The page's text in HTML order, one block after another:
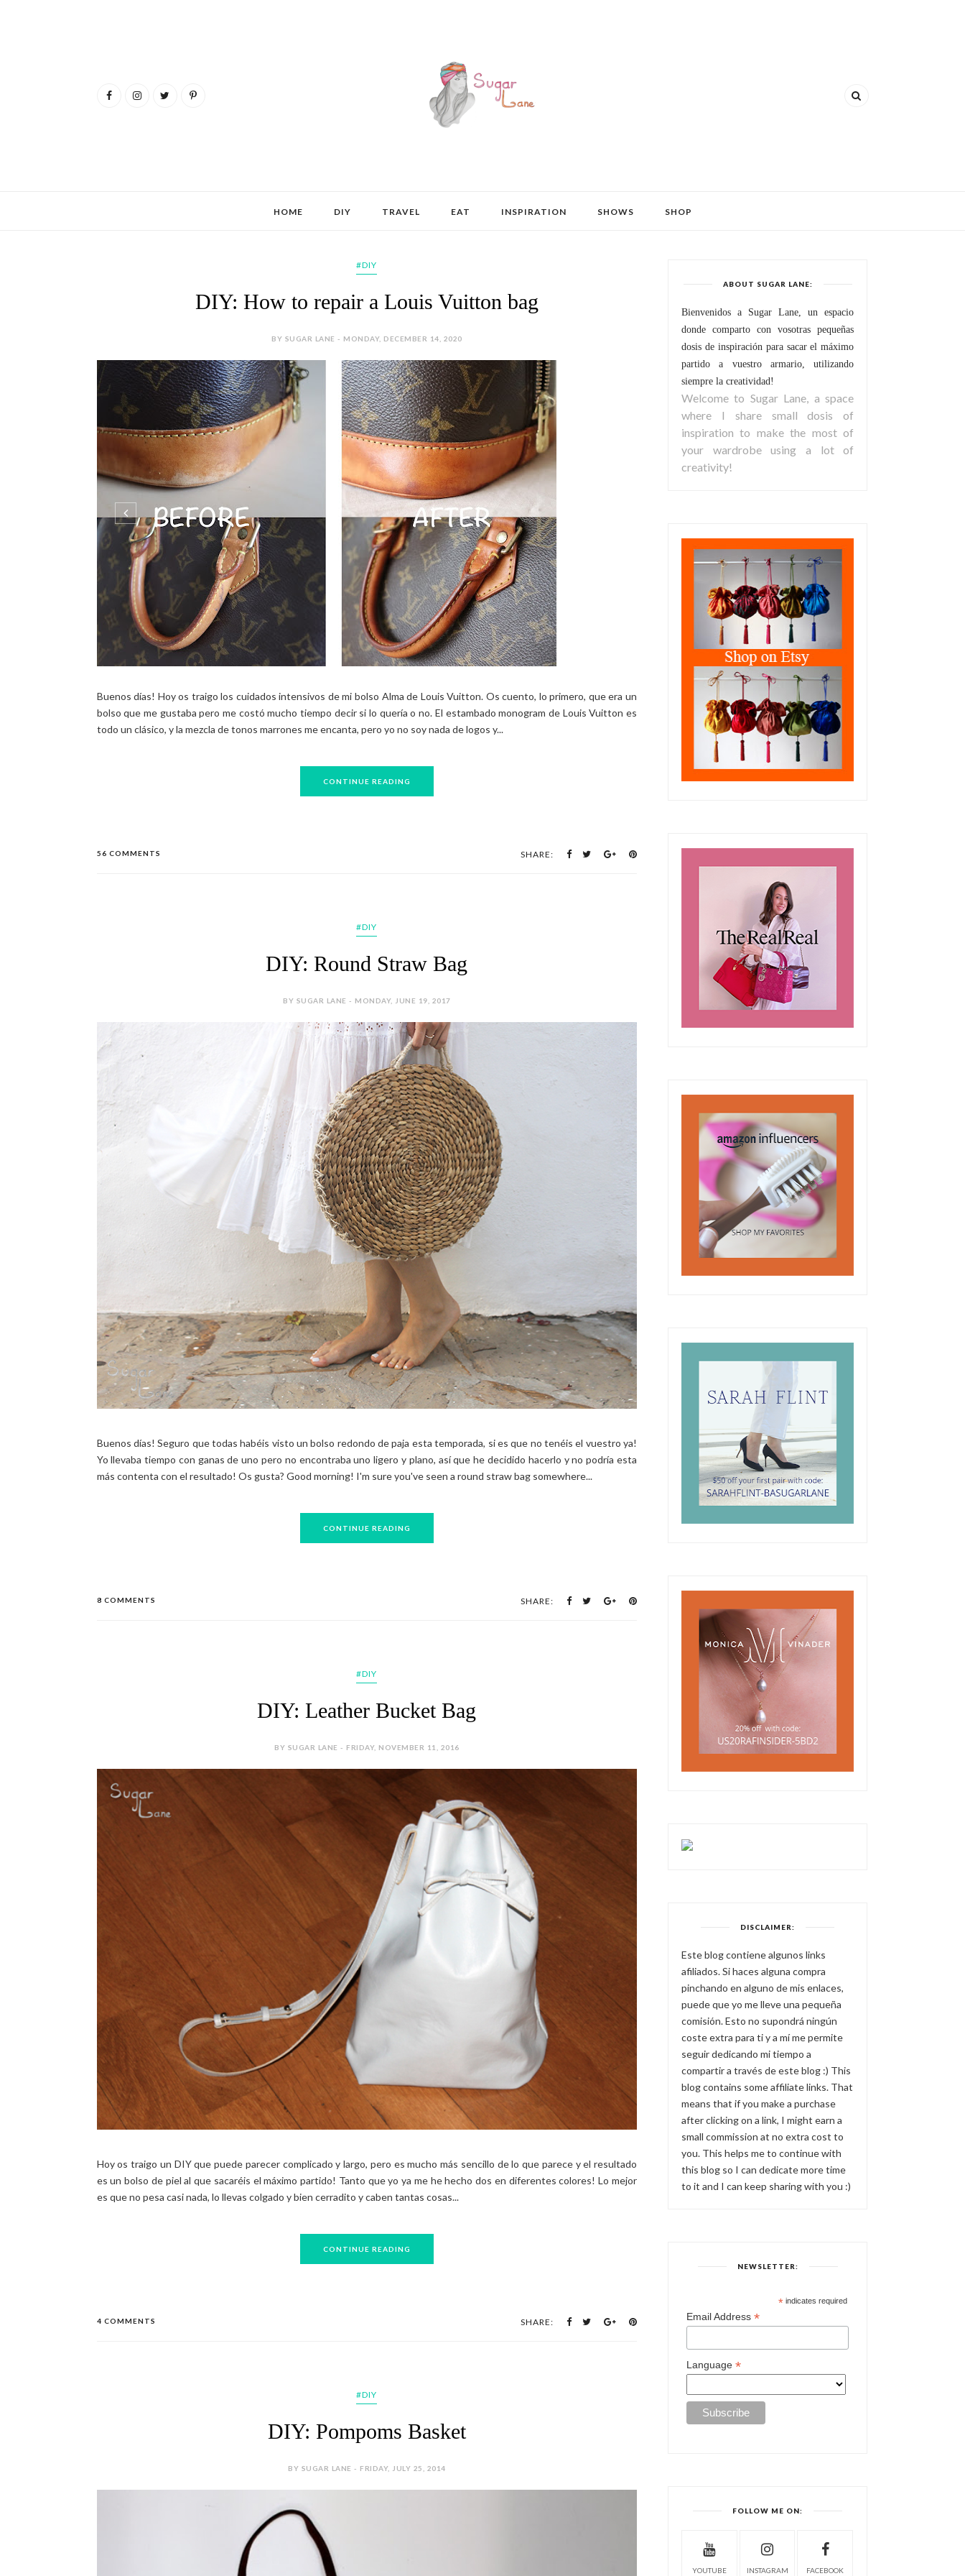
HOME DIY TRAVEL EAT INSPIRATION SHOWS SHOP
#DIY
DIY: How to repair a Louis Vuitton bag
BY SUGAR LANE - MONDAY, DECEMBER 14, 2020
Buenos días! Hoy os traigo los cuidados intensivos de mi bolso Alma de Louis Vuitton. Os cuento, lo primero, que era un
bolso que me gustaba pero me costó mucho tiempo decir si lo quería o no. El estambado monogram de Louis Vuitton es
todo un clásico, y la mezcla de tonos marrones me encanta, pero yo no soy nada de logos y...
CONTINUE READING
56 COMMENTS SHARE:
#DIY
DIY: Round Straw Bag
BY SUGAR LANE - MONDAY, JUNE 19, 2017
Buenos días! Seguro que todas habéis visto un bolso redondo de paja esta temporada, si es que no tenéis el vuestro ya!
Yo llevaba tiempo con ganas de uno pero no encontraba uno ligero y plano, así que he decidido hacerlo y no podría esta
más contenta con el resultado! Os gusta? Good morning! I'm sure you've seen a round straw bag somewhere...
CONTINUE READING
8 COMMENTS SHARE:
#DIY
DIY: Leather Bucket Bag
BY SUGAR LANE - FRIDAY, NOVEMBER 11, 2016
Hoy os traigo un DIY que puede parecer complicado y largo, pero es mucho más sencillo de lo que parece y el resultado
es un bolso de piel al que sacaréis el máximo partido! Tanto que yo ya me he hecho dos en diferentes colores! Lo mejor
es que no pesa casi nada, lo llevas colgado y bien cerradito y caben tantas cosas...
CONTINUE READING
4 COMMENTS SHARE:
#DIY
DIY: Pompoms Basket
BY SUGAR LANE - FRIDAY, JULY 25, 2014
ABOUT SUGAR LANE:
Bienvenidos a Sugar Lane, un espacio
donde comparto con vosotras pequeñas
dosis de inspiración para sacar el máximo
partido a vuestro armario, utilizando
siempre la creatividad!
Welcome to Sugar Lane, a space
where I share small dosis of
inspiration to make the most of
your wardrobe using a lot of
creativity!
DISCLAIMER:
Este blog contiene algunos links
afiliados. Si haces alguna compra
pinchando en alguno de mis enlaces,
puede que yo me lleve una pequeña
comisión. Esto no supondrá ningún
coste extra para ti y a mí me permite
seguir dedicando mi tiempo a
compartir a través de este blog :) This
blog contains some affiliate links. That
means that if you make a purchase
after clicking on a link, I might earn a
small commission at no extra cost to
you. This helps me to continue with
this blog so I can dedicate more time
to it and I can keep sharing with you :)
NEWSLETTER:
* indicates required
Email Address*
Language*
FOLLOW ME ON:
YOUTUBE INSTAGRAM FACEBOOK